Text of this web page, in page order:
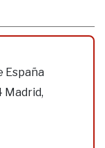
España
Madrid,